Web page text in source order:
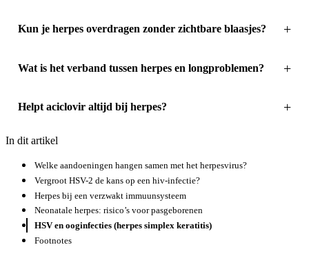
Kun je herpes overdragen zonder zichtbare blaasjes?
Wat is het verband tussen herpes en longproblemen?
Helpt aciclovir altijd bij herpes?
In dit artikel
Welke aandoeningen hangen samen met het herpesvirus?
Vergroot HSV-2 de kans op een hiv-infectie?
Herpes bij een verzwakt immuunsysteem
Neonatale herpes: risico’s voor pasgeborenen
HSV en ooginfecties (herpes simplex keratitis)
Footnotes